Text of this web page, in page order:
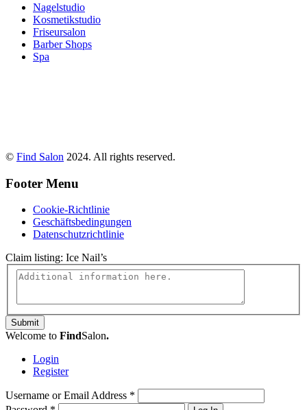
Nagelstudio
Kosmetikstudio
Friseursalon
Barber Shops
Spa
© Find Salon 2024. All rights reserved.
Footer Menu
Cookie-Richtlinie
Geschäftsbedingungen
Datenschutzrichtlinie
Claim listing: Ice Nail’s
Submit
Welcome to FindSalon.
Login
Register
Username or Email Address *